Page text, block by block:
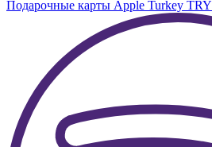
Подарочные карты Apple Turkey TRY